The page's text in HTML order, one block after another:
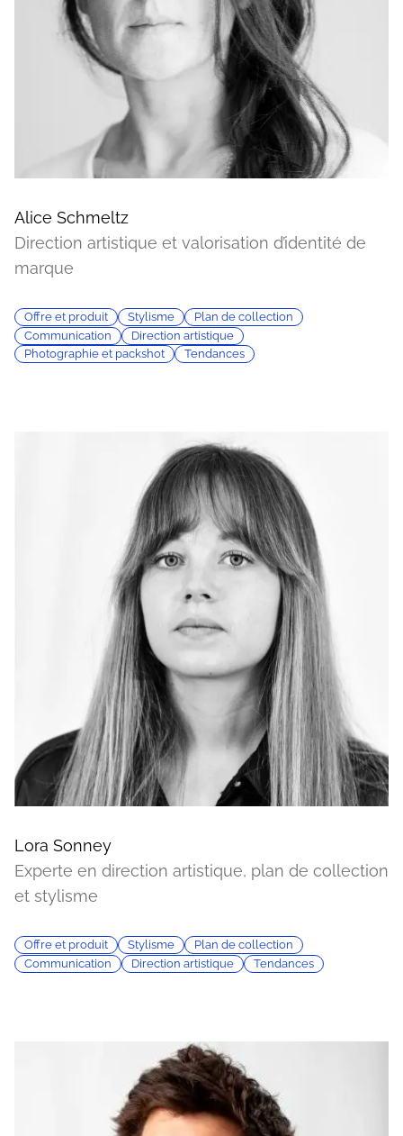
Alice Schmeltz
Direction artistique et valorisation d’identité de
marque
Offre et produit Stylisme
Plan de collection
Communication
Direction artistique
Photographie et packshot
Tendances
Lora Sonney
Experte en direction artistique, plan de collection
et stylisme
Offre et produit Stylisme
Plan de collection
Communication
Direction artistique Tendances